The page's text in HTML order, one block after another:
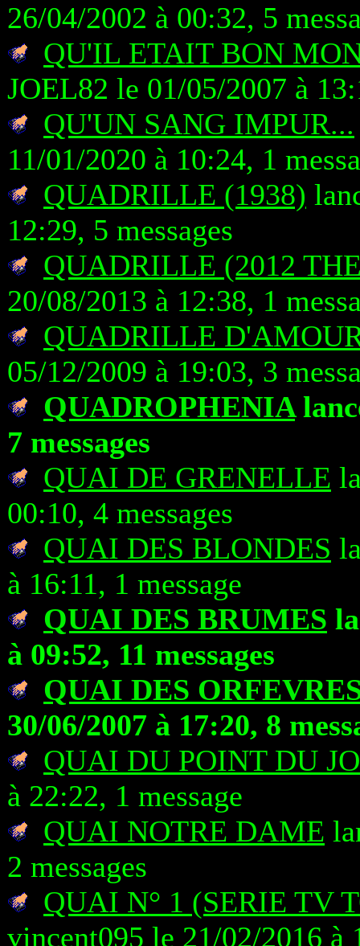
26/04/2002 à 00:32, 5
QU'IL ETAIT BON
JOEL82 le 01/05/2007 à
QU'UN SANG IMPUR...
11/01/2020 à 10:24, 1
QUADRILLE (1938)
12:29, 5 messages
QUADRILLE (2012
20/08/2013 à 12:38, 1
QUADRILLE
05/12/2009 à 19:03, 3
QUADROPHENIA
7 messages
QUAI DE GRENELLE
00:10, 4 messages
QUAI DES BLONDES
à 16:11, 1 message
QUAI DES BRUMES
à 09:52, 11 messages
QUAI DES
30/06/2007 à 17:20, 8
QUAI DU POINT DU
à 22:22, 1 message
QUAI NOTRE DAME
2 messages
QUAI N° 1 (SERIE TV
vincent095 le 21/02/2016 à